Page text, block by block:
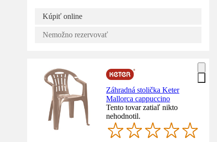
Kúpiť online
Nemožno rezervovať
Záhradná stolička Keter
Mallorca cappuccino
Tento tovar zatiaľ nikto
nehodnotil.